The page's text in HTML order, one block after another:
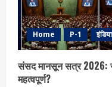
Home P-1 इंडिया
संसद मानसून सत्र 2026:
महत्वपूर्ण?